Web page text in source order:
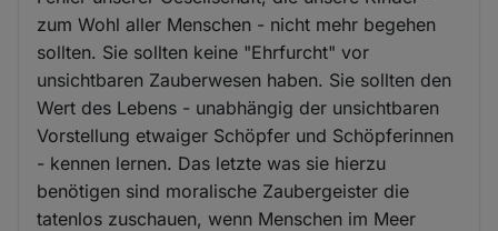
zum Wohl aller Menschen - nicht mehr begehen
sollten. Sie sollten keine "Ehrfurcht" vor
unsichtbaren Zauberwesen haben. Sie sollten den
Wert des Lebens - unabhängig der unsichtbaren
Vorstellung etwaiger Schöpfer und Schöpferinnen
- kennen lernen. Das letzte was sie hierzu
benötigen sind moralische Zaubergeister die
tatenlos zuschauen, wenn Menschen im Meer